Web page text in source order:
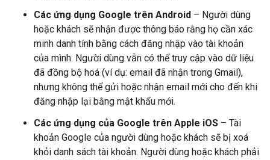
Các ứng dụng Google trên Android – Người dùng
hoặc khách sẽ nhận được thông báo rằng họ cần xác
minh danh tính bằng cách đăng nhập vào tài khoản
của mình. Người dùng vẫn có thể truy cập vào dữ liệu
đã đồng bộ hoá (ví dụ: email đã nhận trong Gmail),
nhưng không thể gửi hoặc nhận email mới cho đến khi
đăng nhập lại bằng mật khẩu mới.
Các ứng dụng của Google trên Apple iOS – Tài
khoản Google của người dùng hoặc khách sẽ bị xoá
khỏi danh sách tài khoản. Người dùng hoặc khách phải